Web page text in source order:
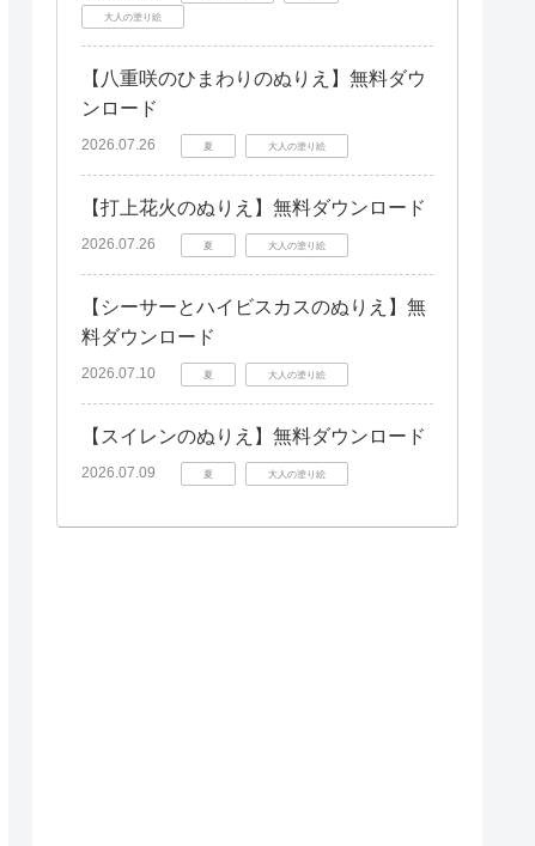
大人の塗り絵
【八重咲のひまわりのぬりえ】無料ダウ
ンロード
2026.07.26 夏 大人の塗り絵
【打上花火のぬりえ】無料ダウンロード
2026.07.26 夏 大人の塗り絵
【シーサーとハイビスカスのぬりえ】無
料ダウンロード
2026.07.10 夏 大人の塗り絵
【スイレンのぬりえ】無料ダウンロード
2026.07.09 夏 大人の塗り絵